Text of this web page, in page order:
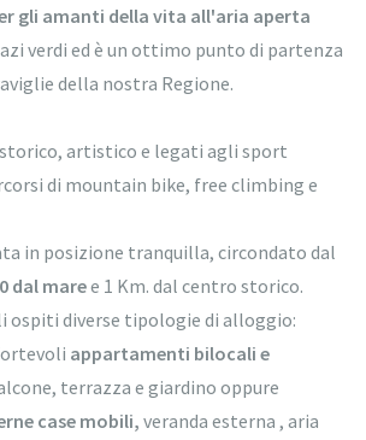
gli amanti della vita all'aria aperta
verdi ed è un ottimo punto di partenza
della nostra Regione.
artistico e legati agli sport
di mountain bike, free climbing e
in posizione tranquilla, circondato dal
dal maree 1 Km. dal centro storico.
ospiti diverse tipologie di alloggio:
appartamenti bilocali e
terrazza e giardino oppure
case mobili, veranda esterna , aria